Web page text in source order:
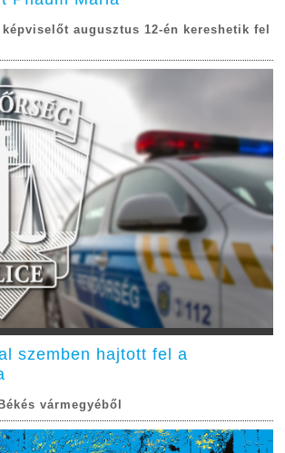
augusztus 12-én kereshetik fel
szemben hajtott fel a
vármegyéből